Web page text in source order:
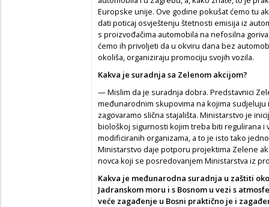
Europske unije. Ove godine pokušat ćemo tu
dati poticaj osvještenju štetnosti emisija iz
s proizvođačima automobila na nefosilna
ćemo ih privoljeti da u okviru dana bez
okoliša, organiziraju promociju svojih vozila.
Kakva je suradnja sa Zelenom akcijom?
— Mislim da je suradnja dobra. Predstavnici
međunarodnim skupovima na kojima sudjeluju
zagovaramo slična stajališta. Ministarstvo je
biološkoj sigurnosti kojim treba biti regulirana
modificiranih organizama, a to je isto tako
Ministarstvo daje potporu projektima Zelene
novca koji se posredovanjem Ministarstva iz
Kakva je međunarodna suradnja u zaštiti
Jadranskom moru i s Bosnom u vezi s
veće zagađenje u Bosni praktično je i